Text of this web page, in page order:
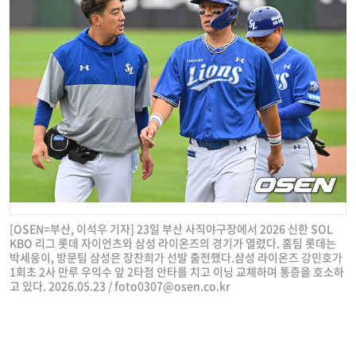
[OSEN=부산, 이석우 기자] 23일 부산 사직야구장에서 2026 신한 SOL
KBO 리그 롯데 자이언츠와 삼성 라이온즈의 경기가 열렸다. 홈팀 롯데는
박세웅이, 방문팀 삼성은 장찬희가 선발 출전했다.삼성 라이온즈 강민호가
1회초 2사 만루 우익수 앞 2타점 안타를 치고 이닝 교체하며 통증을 호소하
고 있다. 2026.05.23 /foto0307@osen.co.kr